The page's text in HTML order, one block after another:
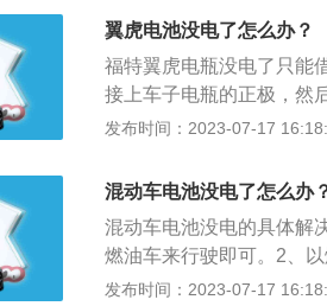
时电流过大、接触面过小
在行驶中产生剧烈震动，
成极板上的活性物质过早
蓄电池急剧放电，造成极
翼虎电池没电了怎么办？
福特翼虎电瓶没电了只能
接上车子电瓶的正极，然
然没电的情况，应联系救
缆。2、而在连接跨接电
车的蓄电池的正极端子与
子与故障车发动机室内的
动救援车的发动机，并稍
池应急充电。充电完成后
发布时间：2023-07-17
混动车电池没电了怎么办
混动车电池没电的具体解
燃油车来行驶即可。2、
驶。3、增程式混合动力
发布时间：2023-07-17